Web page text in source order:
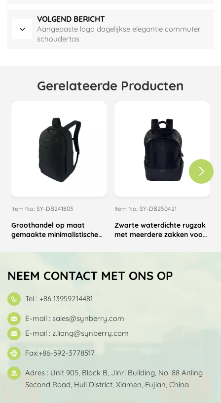
VOLGEND BERICHT
Aangepaste logo dagelijkse elegantie commuter
schoudertas
Gerelateerde Producten
Item No.: SY-DB241803
Groothandel op maat
gemaakte minimalistische
grote capaciteit
Item No.: SY-DB250421
Zwarte waterdichte rugzak
met meerdere zakken voor
NEEM CONTACT MET ONS OP
Tel : +86 13959214481
E-mail : sales@synberry.com
E-mail : z.liang@synberry.com
Fax:+86-592-3778517
Adres : Unit 905, Block B, Jinri Building, No. 88 Anling
Second Road, Huli District, Xiamen, Fujian, China